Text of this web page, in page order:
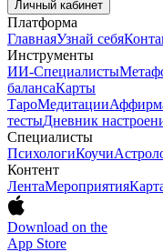
Личный кабинет
Платформа
ГлавнаяУзнай себя
Инструменты
ИИ-Специалисты
балансаКарты
ТароМедитации
тестыДневник
Специалисты
ПсихологиКоучи
Контент
ЛентаМероприятия
Download on the
App Store